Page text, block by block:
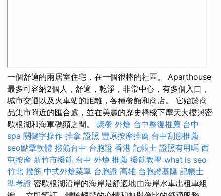
一個舒適的兩居室住宅，在一個很棒的社區。 Aparthouse
最多可容納2個人，舒適，乾淨，非常中心，有多個入口，
城市交通以及火車站的距離，各種餐館和商店。 它始於商
品集市附近的匯合處，並在美麗的歷史橋樑下摩天大樓與密
歇根湖和海軍碼頭之間。 聚餐 外燴 台中整復推薦 台中
spa 關鍵字操作 推拿 證照 豐原按摩推薦 台中刮痧推薦
seo點擊軟體 撥筋台中 台胞證 香港 記帳士 證照有用嗎 西
屯按摩 新竹市撥筋 台中 外燴 推薦 撥筋教學 what is seo
竹北 撥筋 中式外燴菜單 台胞證 高雄 台胞證基隆 記帳士
準考證 密歇根湖沿岸的海岸最舒適地由海岸水車出租車組